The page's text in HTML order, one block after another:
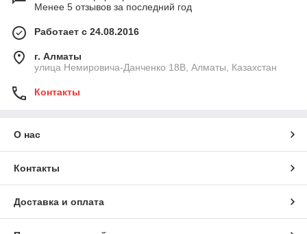
Менее 5 отзывов за последний год
Работает с 24.08.2016
г. Алматы
улица Немировича-Данченко 18В, Алматы, Казахстан
Контакты
О нас
Контакты
Доставка и оплата